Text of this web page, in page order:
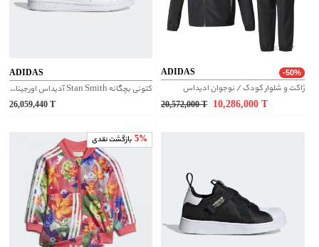
ADIDAS
کتونی بچگانه Stan Smith آدیداس اورجینال | FX7522
26,059,440
ADIDAS -50%
ژاکت و شلوار کودک / نوجوان ادیداس
20,572,000 T 10,286,000
5% بازگشت نقدی